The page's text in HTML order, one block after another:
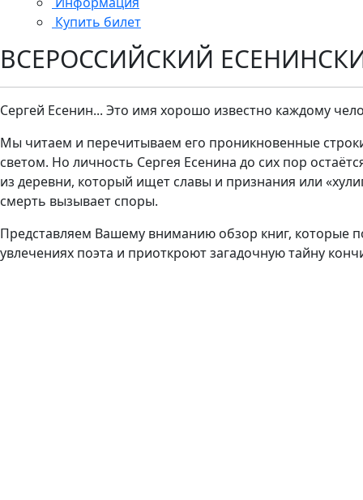
Купить билет
ВСЕРОССИЙСКИЙ
Сергей Есенин... Это имя хорошо известно каждому
Мы читаем и перечитываем его проникновенные
светом. Но личность Сергея Есенина до сих пор
из деревни, который ищет славы и признания или
смерть вызывает споры.
Представляем Вашему вниманию обзор книг, которые
увлечениях поэта и приоткроют загадочную тайну